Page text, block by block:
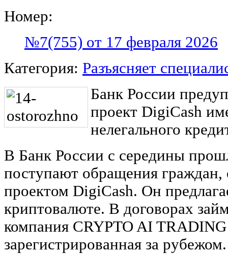
Номер:
№7(755) от 17 февраля 2026
Категория: Разъясняет
Банк России
проект DigiCash
нелегального
В Банк России с середины
поступают обращения граждан,
проектом DigiCash. Он
криптовалюте. В договорах
компания CRYPTO AI
зарегистрированная за рубежом.